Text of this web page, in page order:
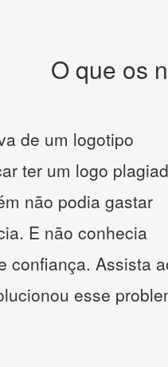
O que os
de um logotipo
ter um logo
não podia gastar
E não conhecia
confiança. Assista
esse